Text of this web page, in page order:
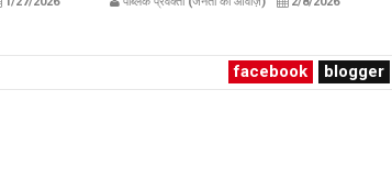
की अपील publicpravakta.com
facebook blogger